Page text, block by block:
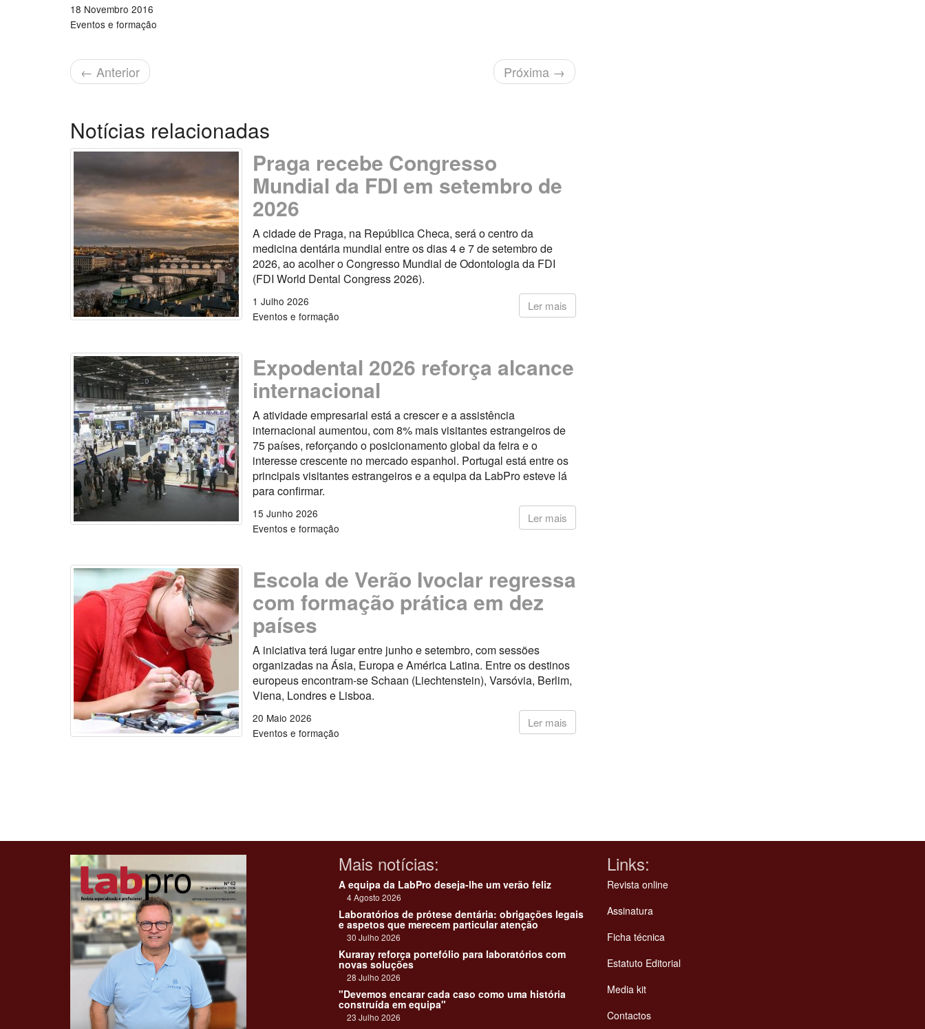
18 Novembro 2016
Eventos e formação
← Anterior Próxima →
Notícias relacionadas
Praga recebe Congresso
Mundial da FDI em setembro de
2026
A cidade de Praga, na República Checa, será o centro da
medicina dentária mundial entre os dias 4 e 7 de setembro de
2026, ao acolher o Congresso Mundial de Odontologia da FDI
(FDI World Dental Congress 2026).
Ler mais
1 Julho 2026
Eventos e formação
Expodental 2026 reforça alcance
internacional
A atividade empresarial está a crescer e a assistência
internacional aumentou, com 8% mais visitantes estrangeiros de
75 países, reforçando o posicionamento global da feira e o
interesse crescente no mercado espanhol. Portugal está entre os
principais visitantes estrangeiros e a equipa da LabPro esteve lá
para confirmar.
Ler mais
15 Junho 2026
Eventos e formação
Escola de Verão Ivoclar regressa
com formação prática em dez
países
A iniciativa terá lugar entre junho e setembro, com sessões
organizadas na Ásia, Europa e América Latina. Entre os destinos
europeus encontram-se Schaan (Liechtenstein), Varsóvia, Berlim,
Viena, Londres e Lisboa.
Ler mais
20 Maio 2026
Eventos e formação
Clique para ler
Mais notícias:
A equipa da LabPro deseja-lhe um verão feliz
4 Agosto 2026
Laboratórios de prótese dentária: obrigações legais
e aspetos que merecem particular atenção
30 Julho 2026
Kuraray reforça portefólio para laboratórios com
novas soluções
28 Julho 2026
"Devemos encarar cada caso como uma história
construída em equipa"
23 Julho 2026
Links:
Revista online
Assinatura
Ficha técnica
Estatuto Editorial
Media kit
Contactos